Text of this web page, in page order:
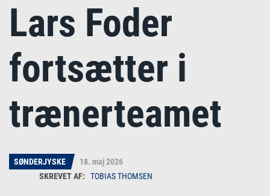
Lars Foder
fortsætter i
trænerteamet
SØNDERJYSKE
18. maj 2026
TOBIAS THOMSEN